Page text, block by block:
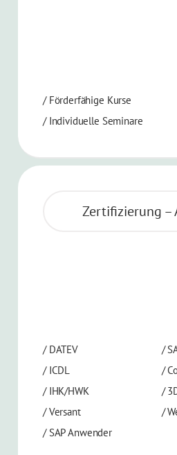
/ Förderfähige Kurse
/ Individuelle Seminare
Zertifizierung –
/ DATEV
/ ICDL
/ IHK/HWK
/Versant
/SAP Anwender
/
/
/
/